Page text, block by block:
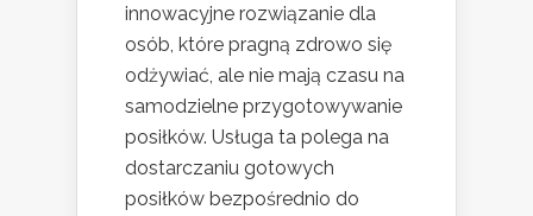
innowacyjne rozwiązanie dla
osób, które pragną zdrowo się
odżywiać, ale nie mają czasu na
samodzielne przygotowywanie
posiłków. Usługa ta polega na
dostarczaniu gotowych
posiłków bezpośrednio do